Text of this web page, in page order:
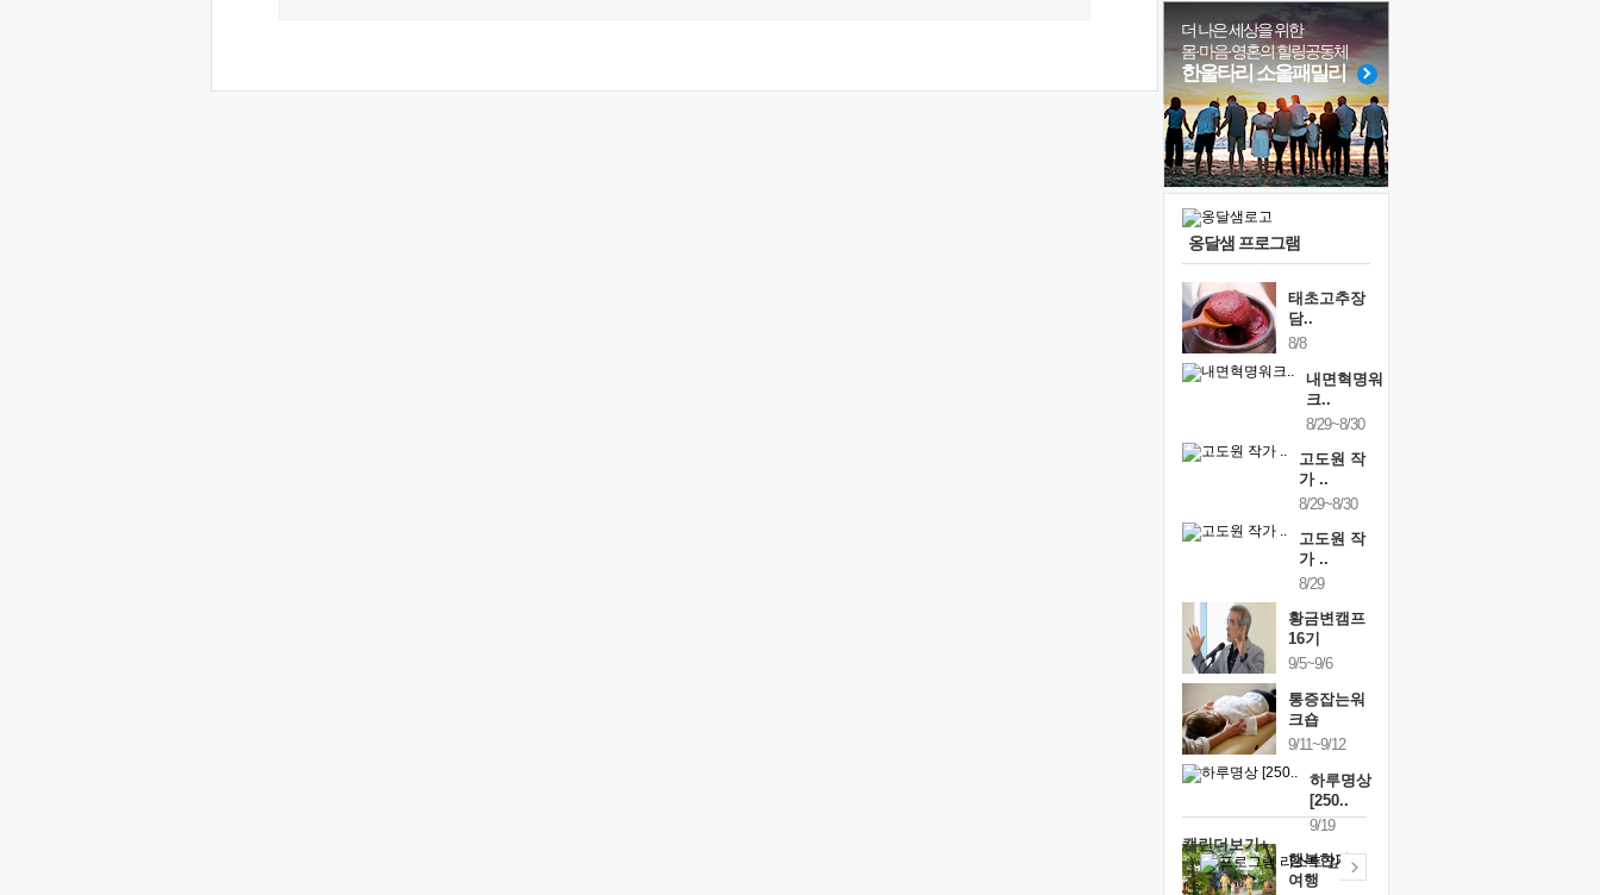
꿈이 실제가 되는 것
'말 타는 법'을 먼저
졸업식 사진을 보며
극심한 변비, 어깨결림, 수면 장애
아픈 아버지를 위한 공간 설계
슬럼프
보고 싶은 어머니
못된 꼰대들
#사람
#힐링
#비전캠프
#삶
#바이러스
#건강
#명상
#링컨학교
#극복
#희망
#나눔 #리더
더 나은 세상을 위한
몸·마음·영혼의 힐링공동체
한울타리 소울패밀리
옹달샘 프로그램
태초고추장
담..
8/8
내면혁명워
크..
8/29~8/30
고도원 작
가 ..
8/29~8/30
고도원 작
가 ..
8/29
황금변캠프
16기
9/5~9/6
통증잡는워
크숍
9/11~9/12
하루명상
[250..
9/19
행복한가족
여행
캘린더보기+